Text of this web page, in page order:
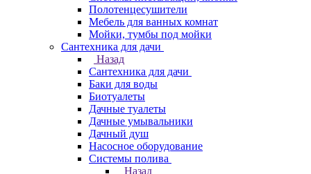
Полотенцесушители
Мебель для ванных комнат
Мойки, тумбы под мойки
Сантехника для дачи
Назад
Сантехника для дачи
Баки для воды
Биотуалеты
Дачные туалеты
Дачные умывальники
Дачный душ
Насосное оборудование
Системы полива
Назад